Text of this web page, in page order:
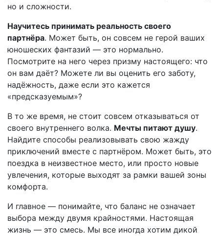
но и сложности.
Научитесь принимать реальность своего
партнёра. Может быть, он совсем не герой ваших
юношеских фантазий — это нормально.
Посмотрите на него через призму настоящего: что
он вам даёт? Можете ли вы оценить его заботу,
надёжность, даже если это кажется
«предсказуемым»?
В то же время, не стоит совсем отказываться от
своего внутреннего волка. Мечты питают душу.
Найдите способы реализовывать свою жажду
приключений вместе с партнёром. Может быть, это
поездка в неизвестное место, или просто новые
увлечения, которые выходят за рамки вашей зоны
комфорта.
И главное — понимайте, что баланс не означает
выбора между двумя крайностями. Настоящая
жизнь — это смесь. Мы все иногда хотим дикой